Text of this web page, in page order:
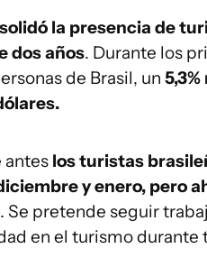
la presencia de
dos años. Durante los
de Brasil, un
antes los turistas
y enero, pero
. Se pretende seguir
en el turismo durante